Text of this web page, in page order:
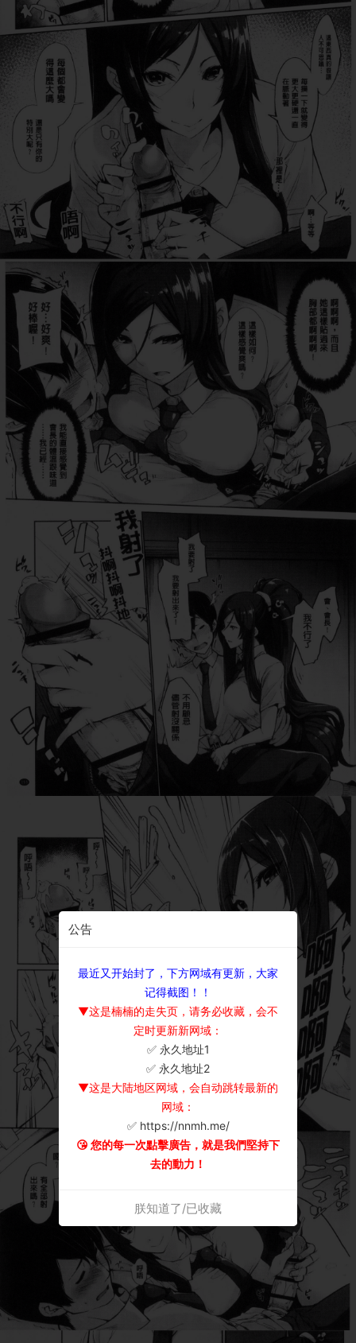
公告
最近又开始封了，下方网域有更新，大家
记得截图！！
▼这是楠楠的走失页，请务必收藏，会不
定时更新新网域：
✅ 永久地址1
✅ 永久地址2
▼这是大陆地区网域，会自动跳转最新的
网域：
✅ https://nnmh.me/
😘 您的每一次點擊廣告，就是我們堅持下
去的動力！
朕知道了/已收藏